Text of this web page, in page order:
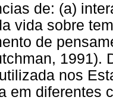
de: (a)
vida sobre
de
1991).
nos
em diferentes